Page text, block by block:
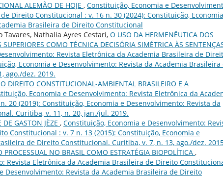
ALEMÃO DE HOJE , Constituição, Economia e
Direito Constitucional : v. 16 n. 30 (2024): Constituição,
Brasileira de Direito Constitucional
Tavares, Nathalia Ayres Cestari, O USO DA HERMENÊUTICA DOS
SUPERIORES COMO TÉCNICA DECISÓRIA SIMÉTRICA ÀS
Revista Eletrônica da Academia Brasileira de
Economia e Desenvolvimento: Revista da Academia Brasileira
ago./dez. 2019.
O DIREITO CONSTITUCIONAL-AMBIENTAL BRASILEIRO E A
Economia e Desenvolvimento: Revista Eletrônica da
20 (2019): Constituição, Economia e Desenvolvimento: Revista da
Curitiba, v. 11, n. 20, jan./jul. 2019.
DE GASTON JÈZE , Constituição, Economia e Desenvolvimento:
Constitucional : v. 7 n. 13 (2015): Constituição, Economia e
de Direito Constitucional. Curitiba, v. 7, n. 13, ago./dez.
PROCESSUAL NO BRASIL COMO ESTRATÉGIA BIOPOLÍTICA ,
Revista Eletrônica da Academia Brasileira de Direito
Desenvolvimento: Revista da Academia Brasileira de Direito